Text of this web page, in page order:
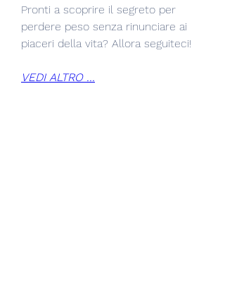
Pronti a scoprire il segreto per
perdere peso senza rinunciare ai
piaceri della vita? Allora seguiteci!
VEDI ALTRO ...